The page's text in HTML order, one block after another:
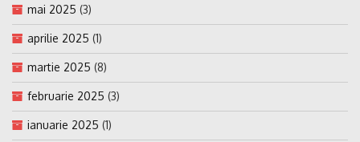
mai 2025 (3)
aprilie 2025 (1)
martie 2025 (8)
februarie 2025 (3)
ianuarie 2025 (1)